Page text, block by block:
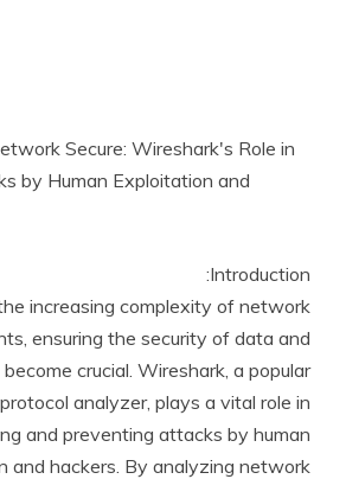
Secure: Wireshark's Role in
by Human Exploitation and
Introduction:
increasing complexity of network
ensuring the security of data and
crucial. Wireshark, a popular
analyzer, plays a vital role in
and preventing attacks by human
and hackers. By analyzing network